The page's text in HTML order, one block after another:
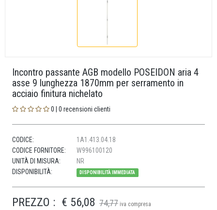
Incontro passante AGB modello POSEIDON aria 4
asse 9 lunghezza 1870mm per serramento in
acciaio finitura nichelato
0 | 0 recensioni clienti
CODICE:
1A1.413.04.18
CODICE FORNITORE:
W996100120
UNITÀ DI MISURA:
NR
DISPONIBILITÀ:
DISPONIBILITÀ IMMEDIATA
PREZZO : € 56,08 74,77 iva compresa